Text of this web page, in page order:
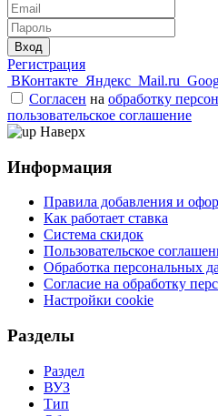
Вход
Регистрация
ВКонтакте Яндекс Mail.ru
Согласен на обработку
пользовательское соглашение
Наверх
Информация
Правила добавления и
Как работает ставка
Система скидок
Пользовательское
Обработка персональных
Согласие на обработку
Настройки cookie
Разделы
Раздел
ВУЗ
Тип